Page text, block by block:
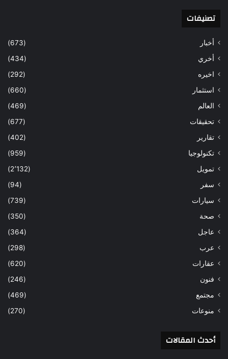
تصنيفات
أخبار
(673)
أخري
(434)
اخيره
(292)
استثمار
(660)
العالم
(469)
تحقيقات
(677)
تقارير
(402)
تكنولوجيا
(959)
تمويل
(2٬132)
سفر
(94)
سيارات
(739)
صحة
(350)
عاجل
(364)
عرب
(298)
عقارات
(620)
فنون
(246)
مجتمع
(469)
منوعات
(270)
أحدث المقالات